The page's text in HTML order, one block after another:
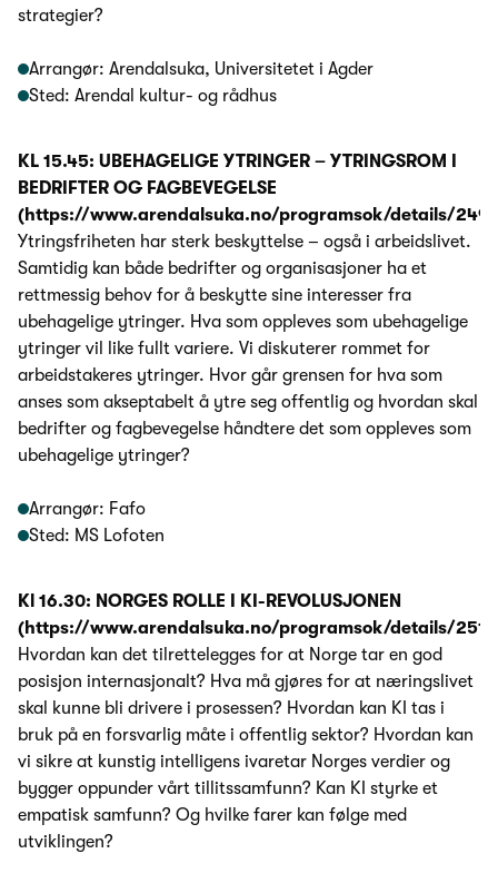
strategier?
Arrangør: Arendalsuka, Universitetet i Agder
Sted: Arendal kultur- og rådhus
KL 15.45: UBEHAGELIGE YTRINGER – YTRINGSROM I
BEDRIFTER OG FAGBEVEGELSE
(https://www.arendalsuka.no/programsok/details/
Ytringsfriheten har sterk beskyttelse – også i arbeidslivet.
Samtidig kan både bedrifter og organisasjoner ha et
rettmessig behov for å beskytte sine interesser fra
ubehagelige ytringer. Hva som oppleves som ubehagelige
ytringer vil like fullt variere. Vi diskuterer rommet for
arbeidstakeres ytringer. Hvor går grensen for hva som
anses som akseptabelt å ytre seg offentlig og hvordan skal
bedrifter og fagbevegelse håndtere det som oppleves som
ubehagelige ytringer?
Arrangør: Fafo
Sted: MS Lofoten
Kl 16.30: NORGES ROLLE I KI-REVOLUSJONEN
(https://www.arendalsuka.no/programsok/details/
Hvordan kan det tilrettelegges for at Norge tar en god
posisjon internasjonalt? Hva må gjøres for at næringslivet
skal kunne bli drivere i prosessen? Hvordan kan KI tas i
bruk på en forsvarlig måte i offentlig sektor? Hvordan kan
vi sikre at kunstig intelligens ivaretar Norges verdier og
bygger oppunder vårt tillitssamfunn? Kan KI styrke et
empatisk samfunn? Og hvilke farer kan følge med
utviklingen?